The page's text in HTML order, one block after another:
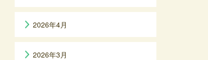
2026年4月
2026年3月